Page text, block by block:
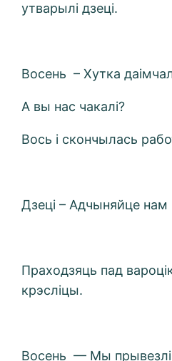
утварылі дзеці.
Восень – Хутка
А вы нас чакалі?
Вось і скончылась
Дзеці – Адчыняйце нам
Праходзяць пад
крэсліцы.
Восень — Мы